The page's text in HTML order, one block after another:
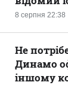
8 серпня 22:38
Не
Динамо
іншому